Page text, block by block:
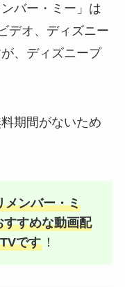
バー・ミー」は
デオ、ディズニー
、ディズニープ
期間がないため
メンバー・ミ
すめな動画配
です ！